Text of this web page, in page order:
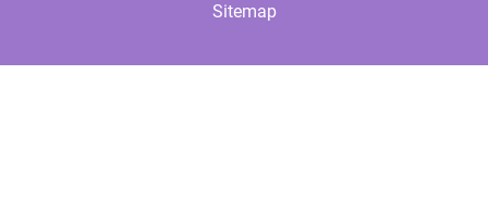
Sitemap